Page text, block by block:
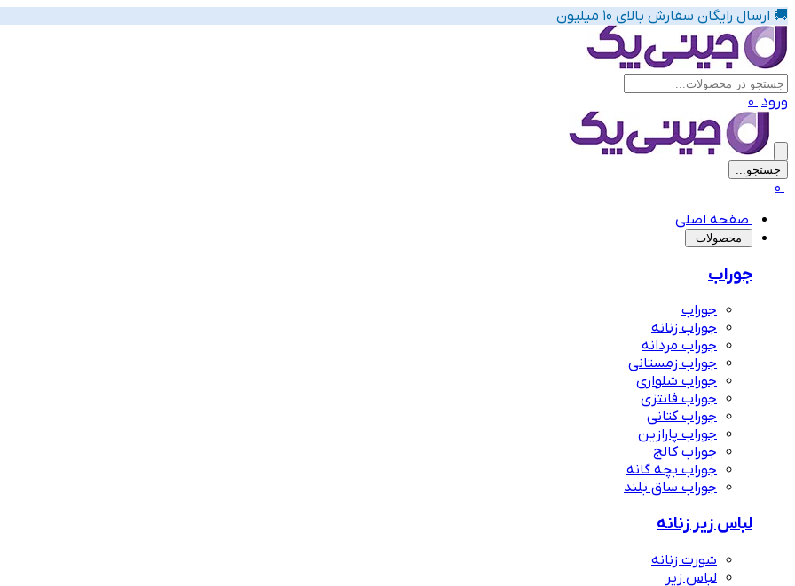
🚚 ارسال رایگان سفارش بالای 10 میلیون
ورود 0
جستجو...
0
صفحه اصلی
‌محصولات
جوراب
جوراب
جوراب زنانه
جوراب مردانه
جوراب زمستانی
جوراب شلواری
جوراب فانتزی
جوراب کتانی
جوراب پارازین
جوراب کالج
جوراب بچه گانه
جوراب ساق بلند
لباس زیر زنانه
شورت زنانه
لباس زیر
پیشنهاد های لباس زیر زنانه